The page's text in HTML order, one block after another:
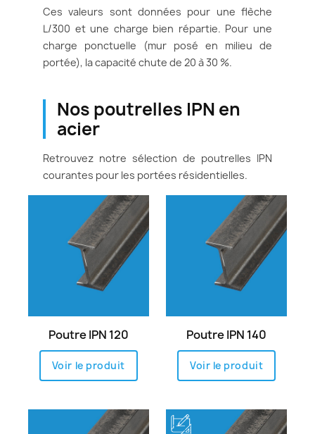
Ces valeurs sont données pour une flèche
L/300 et une charge bien répartie. Pour une
charge ponctuelle (mur posé en milieu de
portée), la capacité chute de 20 à 30 %.
Nos poutrelles IPN en
acier
Retrouvez notre sélection de poutrelles IPN
courantes pour les portées résidentielles.
Poutre IPN 120
Voir le produit
Poutre IPN 140
Voir le produit